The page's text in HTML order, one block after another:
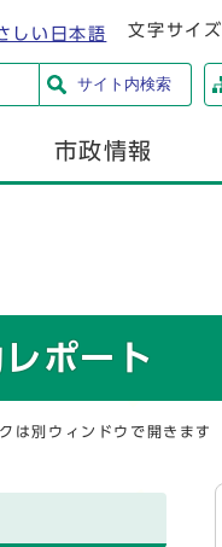
しい日本語 文字サイズ
サイト内検索
市政情報
ポート
は別ウィンドウで開きます